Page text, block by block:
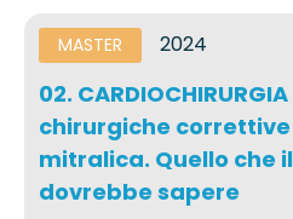
MASTER 2024
02.
chirurgiche
mitralica. Quello che
dovrebbe sapere